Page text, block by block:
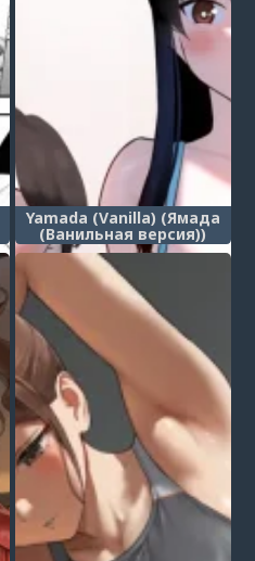
Yamada (Vanilla) (Ямада
(Ванильная версия))